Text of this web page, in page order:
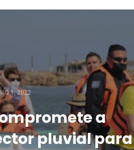
1, 2022
a
pluvial para